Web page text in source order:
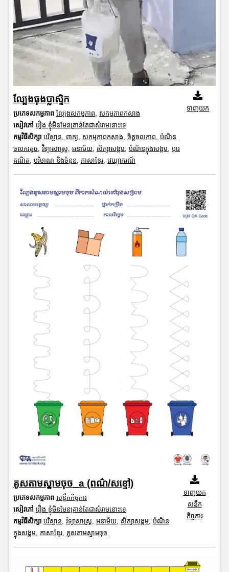
ល្បែងធុងប្លាស្ទិក
ប្រភេទសកម្មភាព ល្បែងសកម្មភាព, សកម្មភាពកសាង
សៀវភៅ រឿង ខ្ញុំមិនមែនគ្រាន់តែជាសំរាមនោះទេ
កម្មវិធីសិក្សា បរិស្ថាន, ពាក្យ, សកម្មភាពកសាង, ចិត្តចលភាព, បំណិន
ចលករតូច, វិទ្យាសាស្រ្ត, អនាម័យ, សិក្សាសង្គម, បំណិនក្នុងសង្គម, បុរេ
គណិត, បរិមាណ និងចំនួន, ភាសាខ្មែរ, វេយ្យាករណ៍
ទាញយក
គូសតាមស្នាមចុច_a (ពណ៌/សខ្មៅ)
ប្រភេទសកម្មភាព សន្លឹកកិច្ចការ
សៀវភៅ រឿង ខ្ញុំមិនមែនគ្រាន់តែជាសំរាមនោះទេ
កម្មវិធីសិក្សា បរិស្ថាន វិទ្យាសាស្រ្ត អនាម័យ, សិក្សាសង្គម, បំណិន
ក្នុងសង្គម, ភាសាខ្មែរ, គូសតាមស្នាមចុច
ទាញយក
សន្លឹក
កិច្ចការ